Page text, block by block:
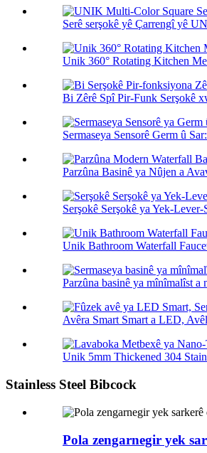
Serê serşokê yê Çarrengî yê
Unik 360° Rotating Kitchen
Bi Zêrê Spî Pir-Funk Serşokê
Sermaseya Sensorê Germ û
Parzûna Basinê ya Nûjen a
Serşokê Serşokê ya Yek-
Unik Bathroom Waterfall
Parzûna basinê ya mînîmalîst a
Avêra Smart Smart a LED,
Unik 5mm Thickened 304
Stainless Steel Bibcock
Pola zengarnegir yek